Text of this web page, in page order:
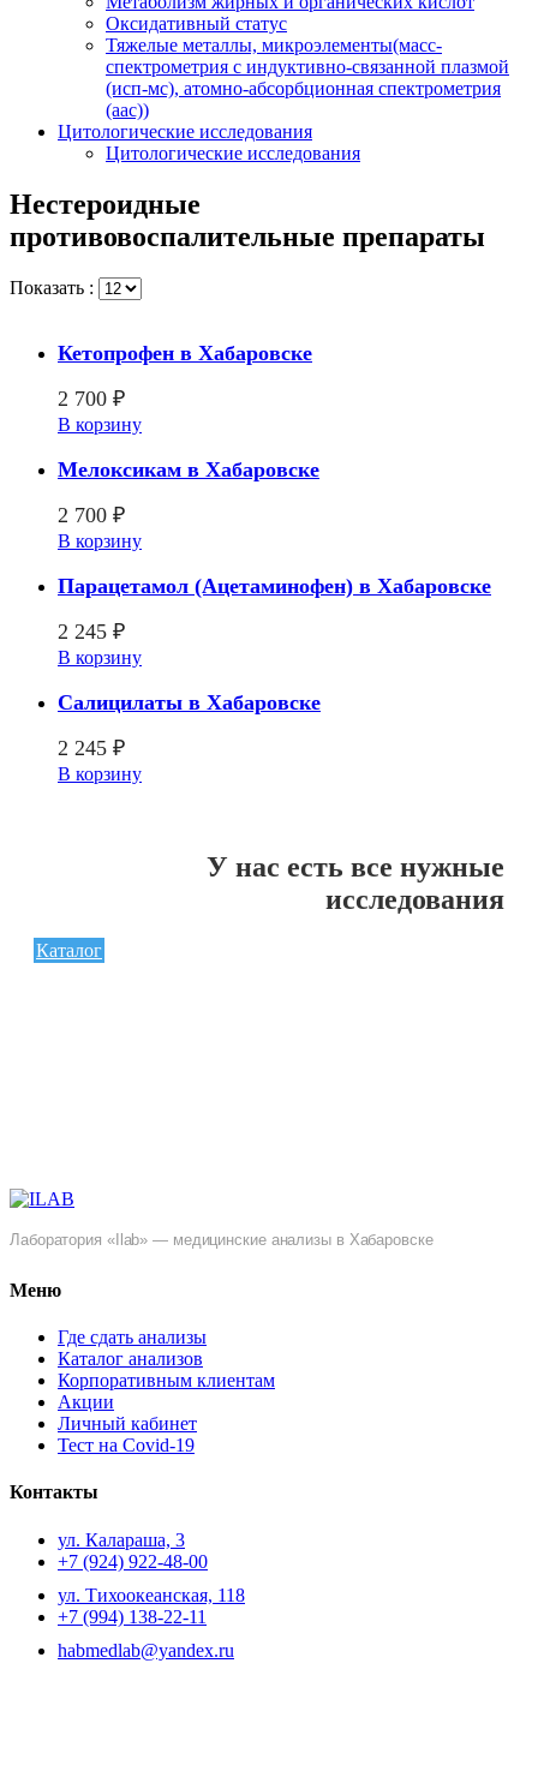
Оксидативный статус
Тяжелые металлы, микроэлементы(масс-
спектрометрия с индуктивно-связанной плазмой
(исп-мс), атомно-абсорбционная спектрометрия
(аас))
Цитологические исследования
Цитологические исследования
Нестероидные
противовоспалительные препараты
Показать :
Кетопрофен в Хабаровске
2 700 ₽
В корзину
Мелоксикам в Хабаровске
2 700 ₽
В корзину
Парацетамол (Ацетаминофен) в Хабаровске
2 245 ₽
В корзину
Салицилаты в Хабаровске
2 245 ₽
В корзину
У нас есть все нужные
исследования
Каталог
Лаборатория «Ilab» — медицинские анализы в Хабаровске
Меню
Где сдать анализы
Каталог анализов
Корпоративным клиентам
Акции
Личный кабинет
Тест на Covid-19
Контакты
ул. ​Калараша, 3
+7 (924) 922-48-00
ул. ​Тихоокеанская, 118
+7 (994) 138-22-11
habmedlab@yandex.ru